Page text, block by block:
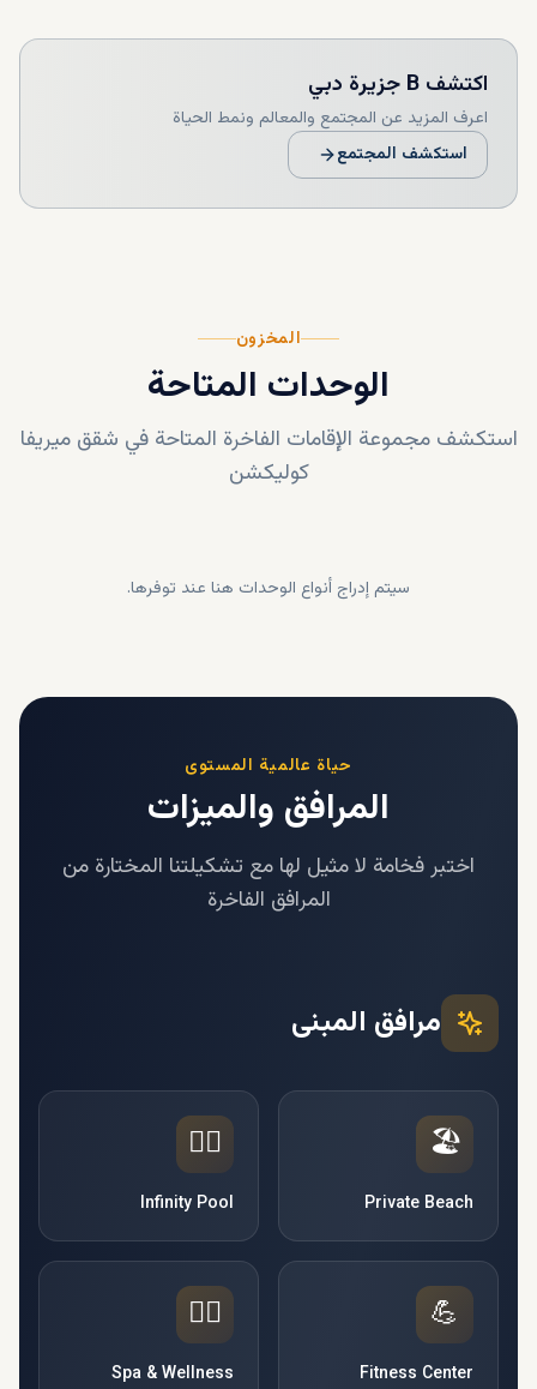
اكتشف B جزيرة دبي
اعرف المزيد عن المجتمع والمعالم ونمط الحياة
استكشف المجتمع
المخزون
الوحدات المتاحة
استكشف مجموعة الإقامات الفاخرة المتاحة في شقق ميريفا
كوليكشن
سيتم إدراج أنواع الوحدات هنا عند توفرها.
حياة عالمية المستوى
المرافق والميزات
اختبر فخامة لا مثيل لها مع تشكيلتنا المختارة من
المرافق الفاخرة
مرافق المبنى
🏖️
Private Beach
🏊‍♂️
Infinity Pool
💪
Fitness Center
🧘‍♀️
Spa & Wellness